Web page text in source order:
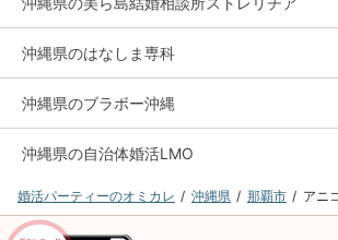
沖縄県のはなしま専科
沖縄県のブラボー沖縄
沖縄県の自治体婚活LMO
婚活パーティーのオミカレ 沖縄県 那覇市 アニ